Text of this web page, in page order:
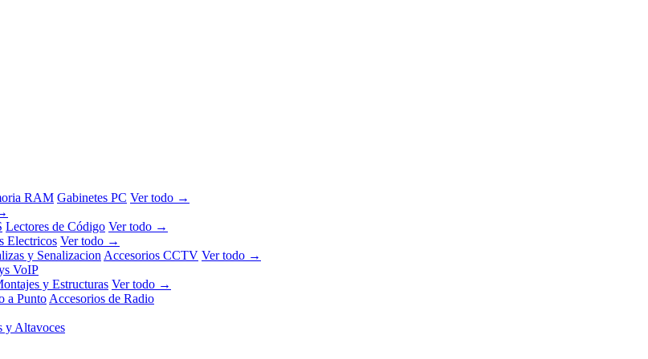
RAM Gabinetes PC Ver todo →
Lectores de Código Ver todo →
Electricos Ver todo →
y Senalizacion Accesorios CCTV Ver todo →
VoIP
y Estructuras Ver todo →
a Punto Accesorios de Radio
y Altavoces